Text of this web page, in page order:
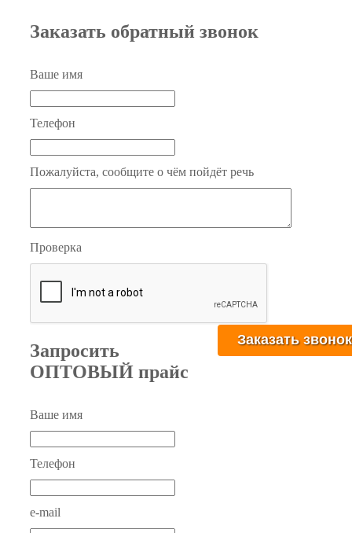
Заказать обратный звонок
Ваше имя
Телефон
Пожалуйста, сообщите о чём пойдёт речь
Проверка
Запросить
ОПТОВЫЙ прайс
Ваше имя
Телефон
e-mail